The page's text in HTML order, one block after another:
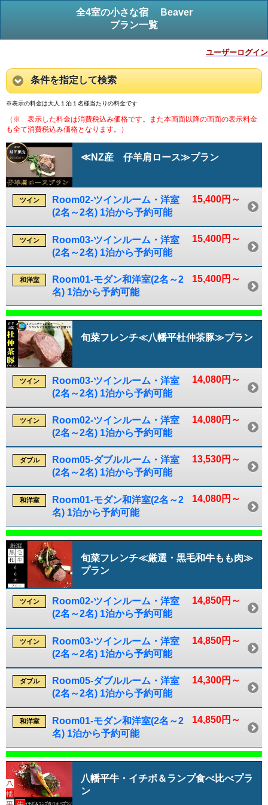
全4室の小さな宿 Beaver
プラン一覧
ユーザーログイン
条件を指定して検索
※表示の料金は大人１泊１名様当たりの料金です
（※ 表示した料金は消費税込み価格です。また本画面以降の画面の表示料金
も全て消費税込み価格となります。）
≪NZ産 仔羊肩ロース≫プラン
15,400円～
ツイン
Room02-ツインルーム・洋室
(2名～2名) 1泊から予約可能
15,400円～
ツイン
Room03-ツインルーム・洋室
(2名～2名) 1泊から予約可能
15,400円～
和洋室
Room01-モダン和洋室(2名～2
名) 1泊から予約可能
旬菜フレンチ≪八幡平杜仲茶豚≫プラン
14,080円～
ツイン
Room03-ツインルーム・洋室
(2名～2名) 1泊から予約可能
14,080円～
ツイン
Room02-ツインルーム・洋室
(2名～2名) 1泊から予約可能
13,530円～
ダブル
Room05-ダブルルーム・洋室
(2名～2名) 1泊から予約可能
14,080円～
和洋室
Room01-モダン和洋室(2名～2
名) 1泊から予約可能
旬菜フレンチ≪厳選・黒毛和牛もも肉≫
プラン
14,850円～
ツイン
Room02-ツインルーム・洋室
(2名～2名) 1泊から予約可能
14,850円～
ツイン
Room03-ツインルーム・洋室
(2名～2名) 1泊から予約可能
14,300円～
ダブル
Room05-ダブルルーム・洋室
(2名～2名) 1泊から予約可能
14,850円～
和洋室
Room01-モダン和洋室(2名～2
名) 1泊から予約可能
八幡平牛・イチボ＆ランプ食べ比べプラ
ン